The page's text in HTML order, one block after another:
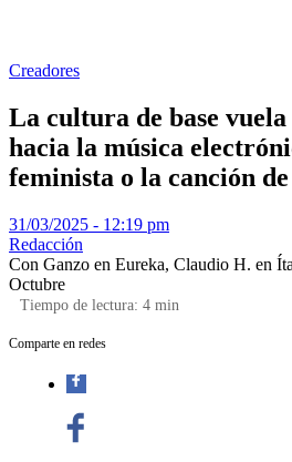
Creadores
La cultura de base vuela
hacia la música
feminista o la canción
31/03/2025 - 12:19 pm
Redacción
Con Ganzo en Eureka, Claudio H. en
Octubre
Tiempo de lectura: 4 min
Comparte en redes